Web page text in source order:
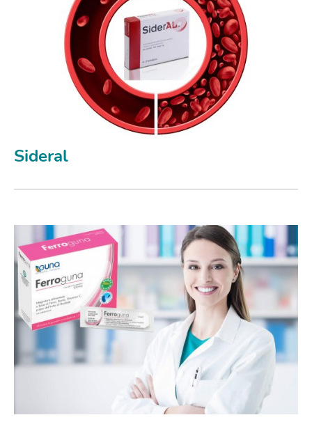
Sideral